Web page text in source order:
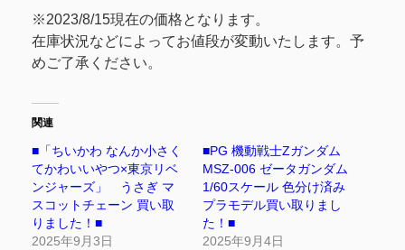
※2023/8/15現在の価格となります。
在庫状況などによってお値段が変動いたします。予
めご了承ください。
関連
■「ちいかわ なんか小さく
てかわいいやつ×東京リベ
ンジャーズ」 うさぎ マ
スコットチェーン 買い取
りました！■
2025年9月3日
■PG 機動戦士Zガンダム
MSZ-006 ゼータガンダム
1/60スケール 色分け済み
プラモデル買い取りまし
た！■
2025年9月4日